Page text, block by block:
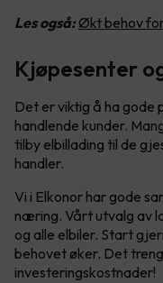
Les også: Økt behov
Kjøpesenter
Det er viktig å ha
handlende kunder.
tilby elbillading til de
handler.
Vi i Elkonor har gode
næring. Vårt utvalg av
og alle elbiler. Start
behovet øker. Det
investeringskostnader!